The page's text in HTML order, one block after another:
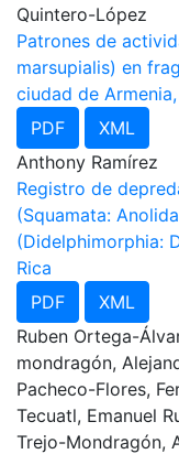
Quintero-López
Patrones de
marsupialis) en
ciudad de
PDF
XML
Anthony Ramírez
Registro de
(Squamata:
(Didelphimorphia:
Rica
PDF
XML
Ruben Ortega-
mondragón,
Pacheco-Flores,
Tecuatl, Emanuel
Trejo-Mondragón,